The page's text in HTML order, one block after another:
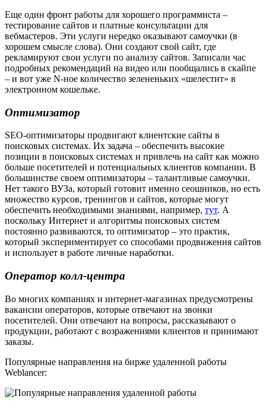
Еще один фронт работы для хорошего программиста –
тестирование сайтов и платные консультации для
вебмастеров. Эти услуги нередко оказывают самоучки (в
хорошем смысле слова). Они создают свой сайт, где
рекламируют свои услуги по анализу сайтов. Записали час
подробных рекомендаций на видео или пообщались в скайпе
– и вот уже N-ное количество зелененьких «шелестит» в
электронном кошельке.
Оптимизатор
SEO-оптимизаторы продвигают клиентские сайты в
поисковых системах. Их задача – обеспечить высокие
позиции в поисковых системах и привлечь на сайт как можно
больше посетителей и потенциальных клиентов компании. В
большинстве своем оптимизаторы – талантливые самоучки.
Нет такого ВУЗа, который готовит именно сеошников, но есть
множество курсов, тренингов и сайтов, которые могут
обеспечить необходимыми знаниями, например, тут. А
поскольку Интернет и алгоритмы поисковых систем
постоянно развиваются, то оптимизатор – это практик,
который экспериментирует со способами продвижения сайтов
и использует в работе личные наработки.
Оператор колл-центра
Во многих компаниях и интернет-магазинах предусмотрены
вакансии операторов, которые отвечают на звонки
посетителей. Они отвечают на вопросы, рассказывают о
продукции, работают с возражениями клиентов и принимают
заказы.
Популярные направления на бирже удаленной работы
Weblancer: